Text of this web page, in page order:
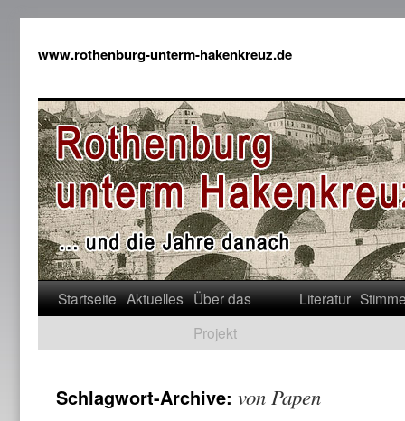
www.rothenburg-unterm-hakenkreuz.de
Startseite Aktuelles Über das
Projekt
Literatur
Schlagwort-Archive: von Papen